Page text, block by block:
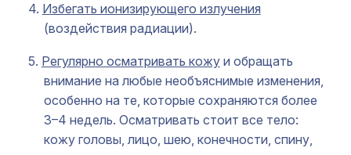
Избегать ионизирующего излучения
(воздействия радиации).
Регулярно осматривать кожуи обращать
внимание на любые необъяснимые изменения,
особенно на те, которые сохраняются более
3–4 недель. Осматривать стоит все тело:
кожу головы, лицо, шею, конечности, спину,